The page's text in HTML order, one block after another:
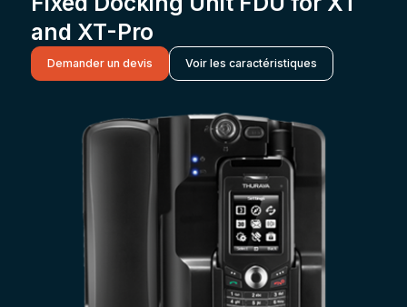
and XT-Pro
Demander un devis Voir les caractéristiques